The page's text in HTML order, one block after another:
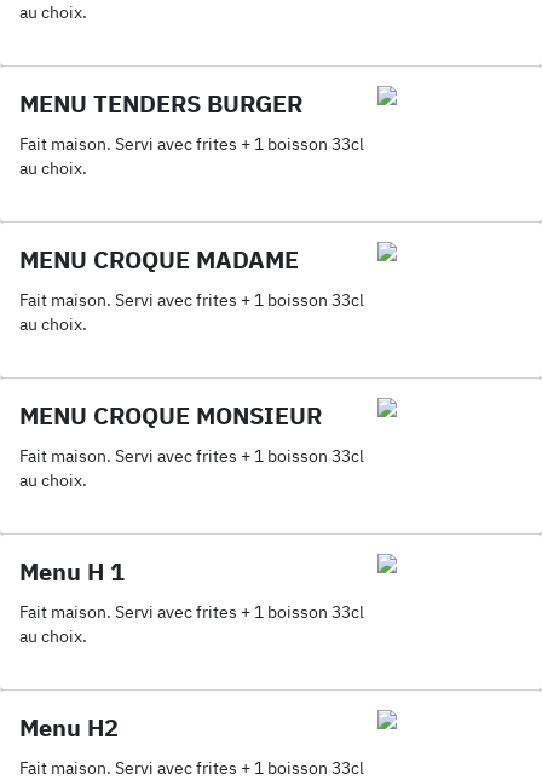
au choix.
MENU TENDERS BURGER
Fait maison. Servi avec frites + 1 boisson 33cl
au choix.
MENU CROQUE MADAME
Fait maison. Servi avec frites + 1 boisson 33cl
au choix.
MENU CROQUE MONSIEUR
Fait maison. Servi avec frites + 1 boisson 33cl
au choix.
Menu H 1
Fait maison. Servi avec frites + 1 boisson 33cl
au choix.
Menu H2
Fait maison. Servi avec frites + 1 boisson 33cl